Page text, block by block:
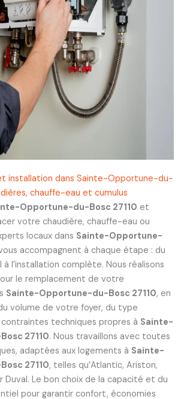
installation dans Sainte-Opportune-du-
chauffe-eau et cumulus
Opportune-du-Bosc 27110 et
votre chaudière, chauffe-eau ou
locaux dans Sainte-Opportune-
accompagnent à chaque étape : du
l’installation complète. Nous réalisons
le remplacement de votre
Sainte-Opportune-du-Bosc 27110, en
volume de votre foyer, du type
contraintes techniques propres à Sainte-
27110. Nous travaillons avec toutes
adaptées aux logements à Sainte-
27110, telles qu’Atlantic, Ariston,
Duval. Le bon choix de la capacité et du
pour garantir confort, économies